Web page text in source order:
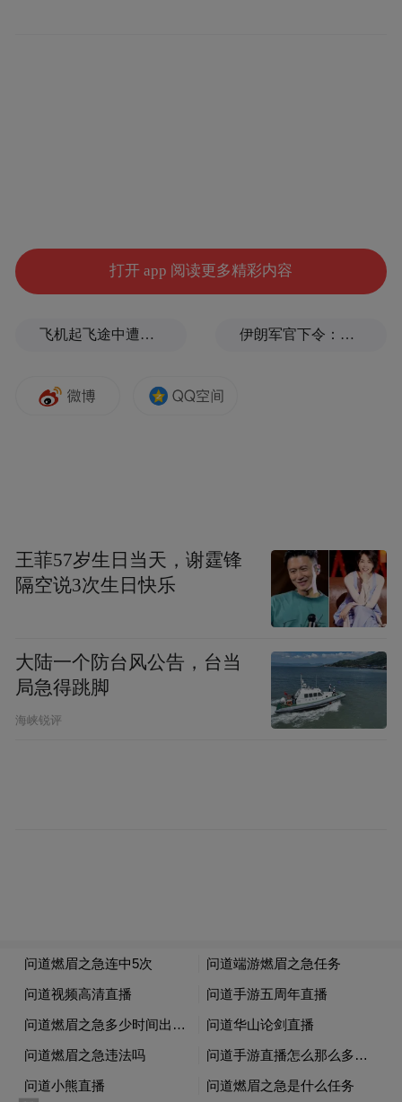
建的书院部分组成。陶山书堂建于1561年，
是退溪先生李滉辞官归乡后，为研究学问、
世后，人们在书堂后方扩建书院，增设祠堂
这一思想也体现在其教育理念中。在身份等
级制度严格的朝鲜王朝，他以平等与尊重待
人，对弟子与来访者一视同仁，成为后人敬
陶山书院内景。刘旭 摄
中新社记者：陶山书院如何存续至今？
李东宸：退溪先生于1570年逝世，陶山书院
于1574年动工，1575年落成，同时获得朝廷
打开 app 阅读更多精彩内容
飞机起飞途中遭雷击！航班滞留3小时临时换机 伊朗军官下令：如果美军踏上我国领土，就砍掉他们脚！
王菲57岁生日当天，谢霆锋
隔空说3次生日快乐
大陆一个防台风公告，台当
局急得跳脚
海峡锐评